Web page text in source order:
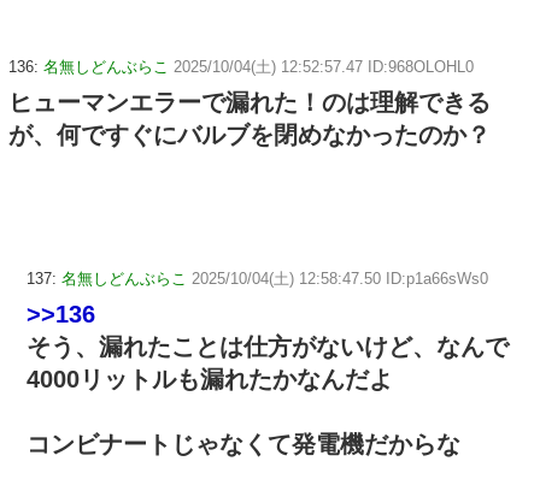
136: 名無しどんぶらこ 2025/10/04(土) 12:52:57.47 ID:968OLOHL0
ヒューマンエラーで漏れた！のは理解できる
が、何ですぐにバルブを閉めなかったのか？
137: 名無しどんぶらこ 2025/10/04(土) 12:58:47.50 ID:p1a66sWs0
>>136
そう、漏れたことは仕方がないけど、なんで
4000リットルも漏れたかなんだよ
コンビナートじゃなくて発電機だからな